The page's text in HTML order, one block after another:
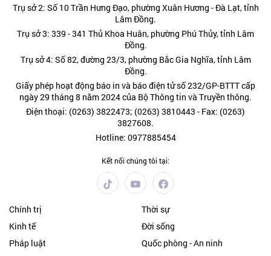
Trụ sở 2: Số 10 Trần Hưng Đạo, phường Xuân Hương - Đà Lạt, tỉnh
Lâm Đồng.
Trụ sở 3: 339 - 341 Thủ Khoa Huân, phường Phú Thủy, tỉnh Lâm
Đồng.
Trụ sở 4: Số 82, đường 23/3, phường Bắc Gia Nghĩa, tỉnh Lâm
Đồng.
Giấy phép hoạt động báo in và báo điện tử số 232/GP-BTTT cấp
ngày 29 tháng 8 năm 2024 của Bộ Thông tin và Truyền thông.
Điện thoại: (0263) 3822473; (0263) 3810443 - Fax: (0263)
3827608.
Hotline: 0977885454
Kết nối chúng tôi tại:
Chính trị
Thời sự
Kinh tế
Đời sống
Pháp luật
Quốc phòng - An ninh